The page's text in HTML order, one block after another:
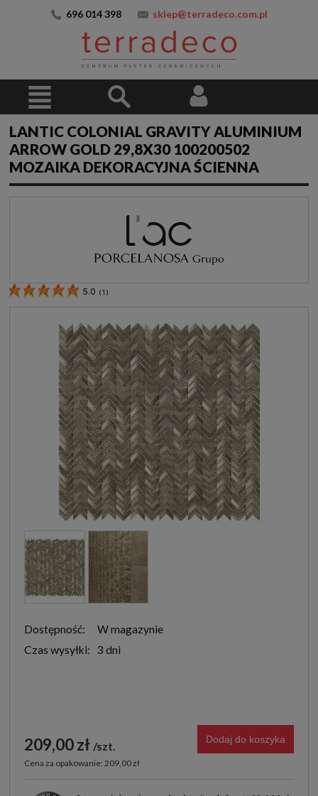
696 014 398 sklep@terradeco.com.pl
LANTIC COLONIAL GRAVITY ALUMINIUM
ARROW GOLD 29,8X30 100200502
MOZAIKA DEKORACYJNA ŚCIENNA
5.0 ( 1 )
Dostępność:
W magazynie
Czas wysyłki: 3 dni
209,00 zł szt.
Cena za opakowanie: 209,00 zł
Dodaj do koszyka